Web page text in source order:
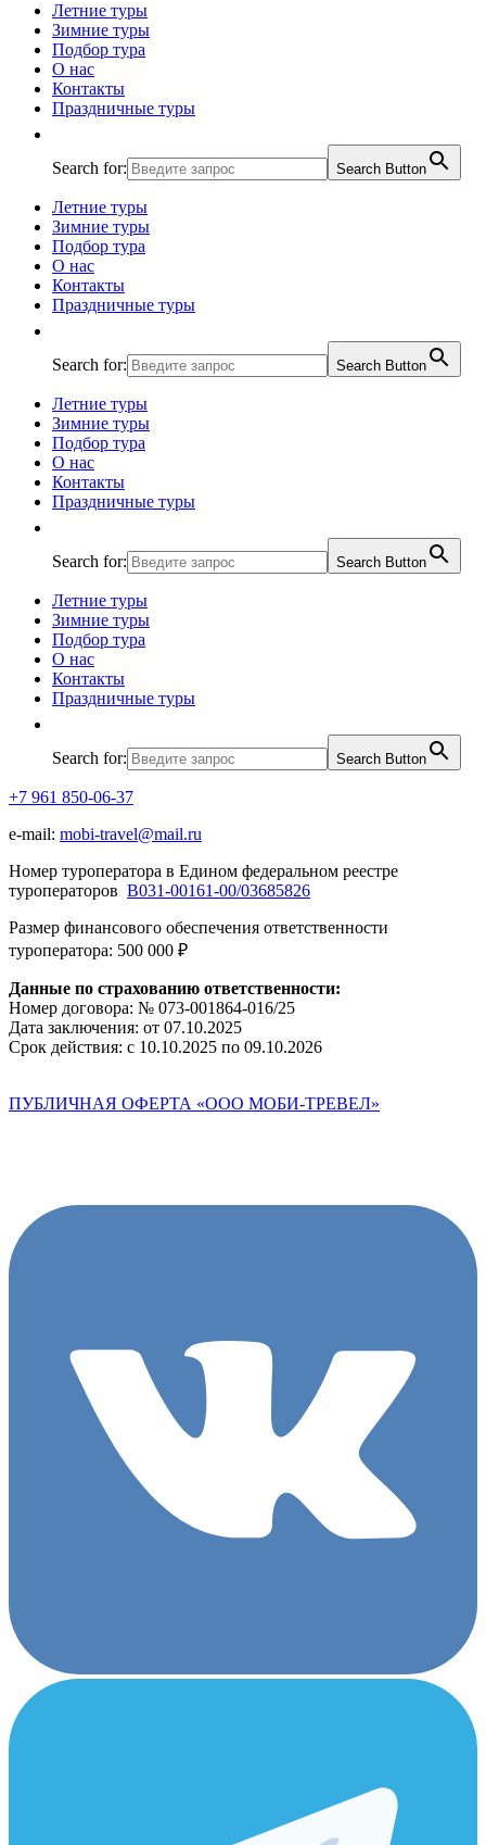
Летние туры
Зимние туры
Подбор тура
О нас
Контакты
Праздничные туры
Search for: Search Button
Летние туры
Зимние туры
Подбор тура
О нас
Контакты
Праздничные туры
Search for: Search Button
Летние туры
Зимние туры
Подбор тура
О нас
Контакты
Праздничные туры
Search for: Search Button
Летние туры
Зимние туры
Подбор тура
О нас
Контакты
Праздничные туры
Search for: Search Button
+7 961 850-06-37
e-mail: mobi-travel@mail.ru
Номер туроператора в Едином федеральном реестре
туроператоров В031-00161-00/03685826
Размер финансового обеспечения ответственности
туроператора: 500 000 ₽
Данные по страхованию ответственности:
Номер договора: № 073-001864-016/25
Дата заключения: от 07.10.2025
Срок действия: с 10.10.2025 по 09.10.2026
ПУБЛИЧНАЯ ОФЕРТА «OOO МОБИ-ТРЕВЕЛ»